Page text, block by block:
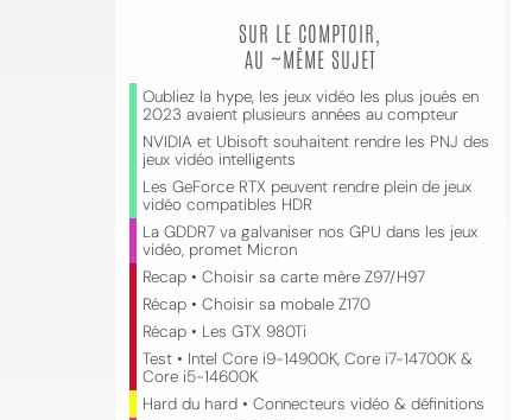
SUR LE COMPTOIR,
AU ~MÊME SUJET
Oubliez la hype, les jeux vidéo les plus joués en
2023 avaient plusieurs années au compteur
NVIDIA et Ubisoft souhaitent rendre les PNJ des
jeux vidéo intelligents
Les GeForce RTX peuvent rendre plein de jeux
vidéo compatibles HDR
La GDDR7 va galvaniser nos GPU dans les jeux
vidéo, promet Micron
Recap • Choisir sa carte mère Z97/H97
Récap • Choisir sa mobale Z170
Récap • Les GTX 980Ti
Test • Intel Core i9-14900K, Core i7-14700K &
Core i5-14600K
Hard du hard • Connecteurs vidéo & définitions